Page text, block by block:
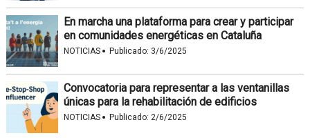
En marcha una plataforma para crear y participar
en comunidades energéticas en Cataluña
NOTICIAS · Publicado: 3/6/2025
Convocatoria para representar a las ventanillas
únicas para la rehabilitación de edificios
NOTICIAS · Publicado: 2/6/2025